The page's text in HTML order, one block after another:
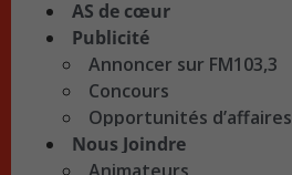
AS de cœur
Publicité
Annoncer sur FM103,3
Concours
Opportunités d’affaires
Nous Joindre